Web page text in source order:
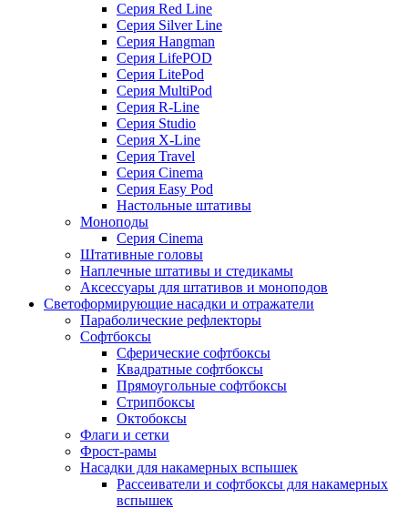
Серия Red Line
Серия Silver Line
Серия Hangman
Серия LifePOD
Серия LitePod
Серия MultiPod
Серия R-Line
Серия Studio
Серия X-Line
Серия Travel
Серия Cinema
Серия Easy Pod
Настольные штативы
Моноподы
Серия Cinema
Штативные головы
Наплечные штативы и стедикамы
Аксессуары для штативов и моноподов
Светоформирующие насадки и отражатели
Параболические рефлекторы
Софтбоксы
Сферические софтбоксы
Квадратные софтбоксы
Прямоугольные софтбоксы
Стрипбоксы
Октобоксы
Флаги и сетки
Фрост-рамы
Насадки для накамерных вспышек
Рассеиватели и софтбоксы для накамерных
вспышек